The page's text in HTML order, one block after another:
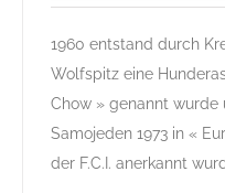
E Gruppe 5 Gruppe 5-
1960 entstand durch
Wolfspitz eine
Chow » genannt wurde
Samojeden 1973 in «
der F.C.I. anerkannt